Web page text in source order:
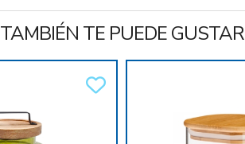
TAMBIÉN TE PUEDE GUSTAR